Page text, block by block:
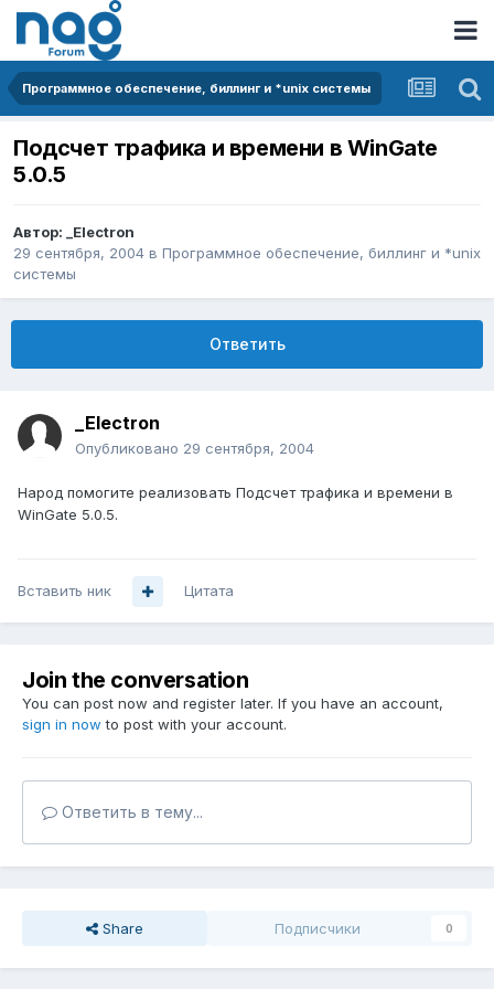
Программное обеспечение, биллинг и *unix системы
Подсчет трафика и времени в WinGate
5.0.5
Автор: _Electron
29 сентября, 2004 в Программное обеспечение, биллинг и *unix
системы
Ответить
_Electron
Опубликовано 29 сентября, 2004
Народ помогите реализовать Подсчет трафика и времени в
WinGate 5.0.5.
Вставить ник Цитата
Join the conversation
You can post now and register later. If you have an account,
sign in now to post with your account.
Ответить в тему...
Share Подписчики 0